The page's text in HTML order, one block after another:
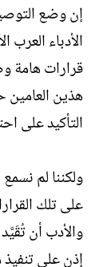
إن وضع
الأدباء
قرارات هامة
هذين
التأكيد على
ولكننا لم
على تلك
والأدب أن
إذن على